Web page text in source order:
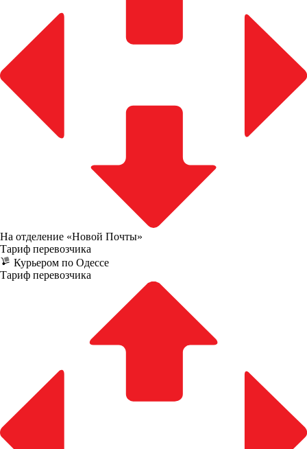
На отделение «Новой Почты»
Тариф перевозчика
Курьером по Одессе
Тариф перевозчика